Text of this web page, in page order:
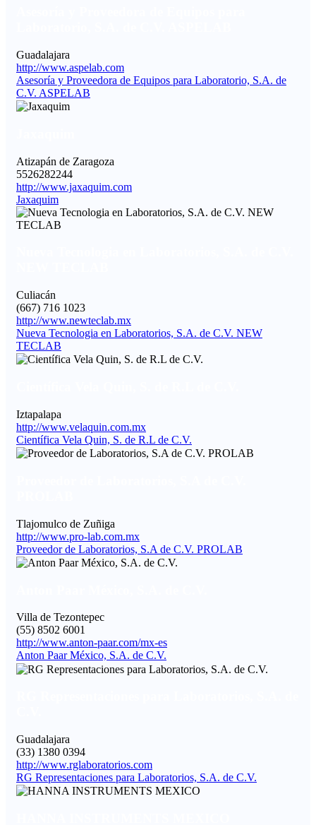
Guadalajara
http://www.aspelab.com
Asesoría y Proveedora de Equipos para Laboratorio, S.A. de
C.V. ASPELAB
Atizapán de Zaragoza
5526282244
http://www.jaxaquim.com
Jaxaquim
Culiacán
(667) 716 1023
http://www.newteclab.mx
Nueva Tecnologia en Laboratorios, S.A. de C.V. NEW
TECLAB
Iztapalapa
http://www.velaquin.com.mx
Científica Vela Quin, S. de R.L de C.V.
Tlajomulco de Zuñiga
http://www.pro-lab.com.mx
Proveedor de Laboratorios, S.A de C.V. PROLAB
Villa de Tezontepec
(55) 8502 6001
http://www.anton-paar.com/mx-es
Anton Paar México, S.A. de C.V.
Guadalajara
(33) 1380 0394
http://www.rglaboratorios.com
RG Representaciones para Laboratorios, S.A. de C.V.